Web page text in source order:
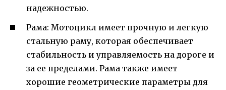
надежностью.
Рама: Мотоцикл имеет прочную и легкую
стальную раму, которая обеспечивает
стабильность и управляемость на дороге и
за ее пределами. Рама также имеет
хорошие геометрические параметры для